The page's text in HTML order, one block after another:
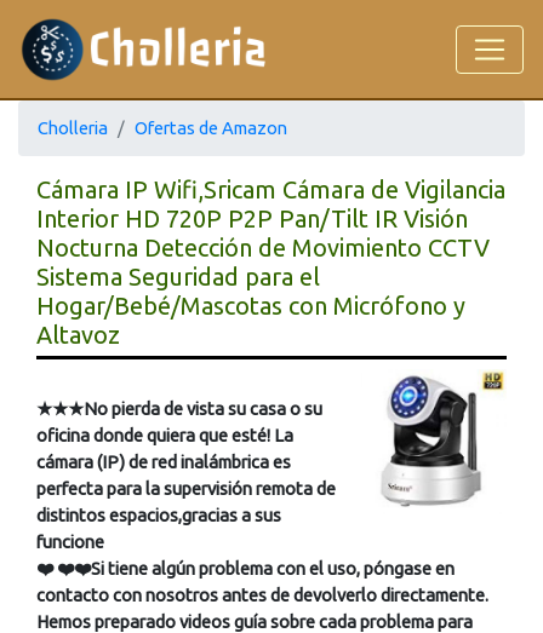
Cholleria Ofertas de Amazon
Cámara IP Wifi,Sricam Cámara de Vigilancia
Interior HD 720P P2P Pan/Tilt IR Visión
Nocturna Detección de Movimiento CCTV
Sistema Seguridad para el
Hogar/Bebé/Mascotas con Micrófono y
Altavoz
★★★No pierda de vista su casa o su
oficina donde quiera que esté! La
cámara (IP) de red inalámbrica es
perfecta para la supervisión remota de
distintos espacios,gracias a sus
funcione
❤️ ❤️❤️Si tiene algún problema con el uso, póngase en
contacto con nosotros antes de devolverlo directamente.
Hemos preparado videos guía sobre cada problema para